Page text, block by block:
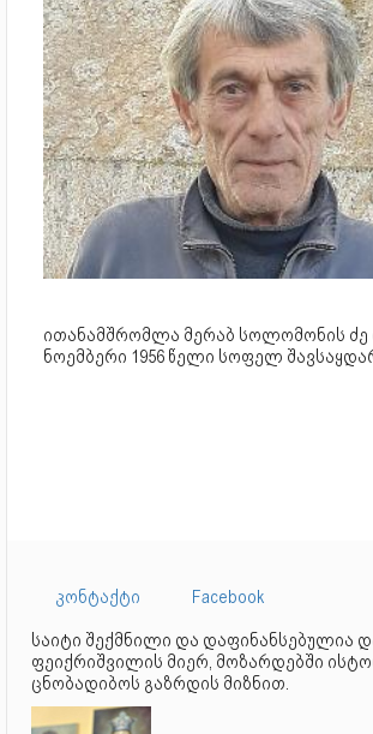
ითანამშრომლა მერაბ სოლომონის ძე
ნოემბერი 1956 წელი სოფელ
კონტაქტი
Facebook
საიტი შექმნილი და დაფინანსებულია
ფეიქრიშვილის მიერ, მოზარდებში
ცნობადიბოს გაზრდის მიზნით.